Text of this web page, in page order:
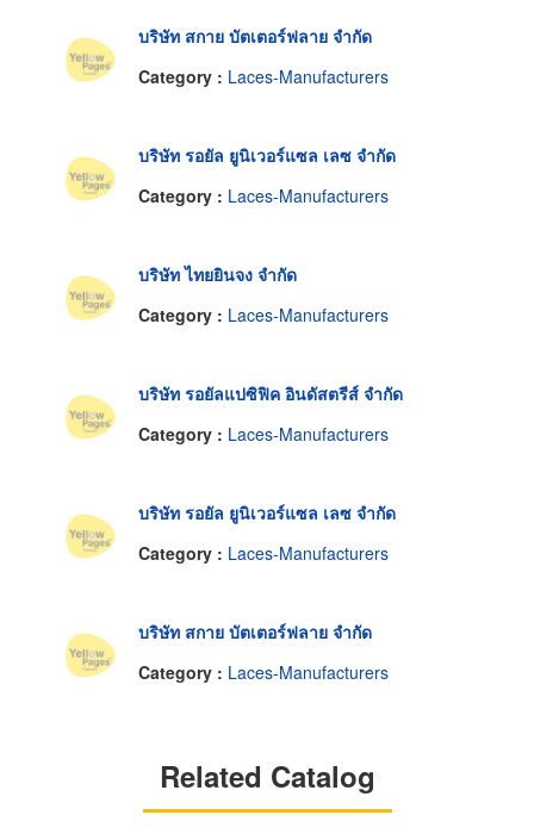
บริษัท สกาย บัตเตอร์ฟลาย จำกัด
Category : Laces-Manufacturers
บริษัท รอยัล ยูนิเวอร์แซล เลซ จำกัด
Category : Laces-Manufacturers
บริษัท ไทยยินจง จำกัด
Category : Laces-Manufacturers
บริษัท รอยัลแปซิฟิค อินดัสตรีส์ จำกัด
Category : Laces-Manufacturers
บริษัท รอยัล ยูนิเวอร์แซล เลซ จำกัด
Category : Laces-Manufacturers
บริษัท สกาย บัตเตอร์ฟลาย จำกัด
Category : Laces-Manufacturers
Related Catalog